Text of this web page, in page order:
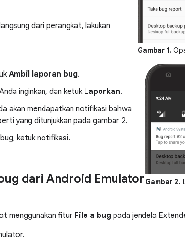
Gambar 1.
Gambar 2.
dari perangkat, lakukan
Ambil laporan bug.
inginkan, dan ketuk Laporkan.
akan mendapatkan notifikasi bahwa
yang ditunjukkan pada gambar 2.
ketuk notifikasi.
dari Android Emulator
menggunakan fitur File a bug pada jendela